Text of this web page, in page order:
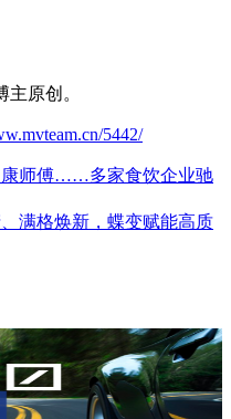
原创。
5442/
康师傅……多家食饮企业驰
满格焕新，蝶变赋能高质